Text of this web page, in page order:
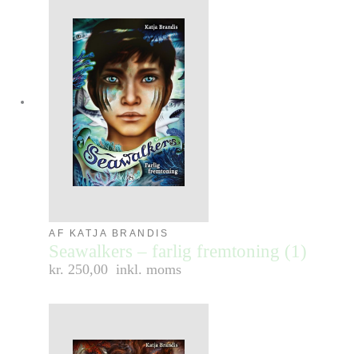
AF KATJA BRANDIS
Seawalkers – farlig fremtoning (1)
kr. 250,00 inkl. moms